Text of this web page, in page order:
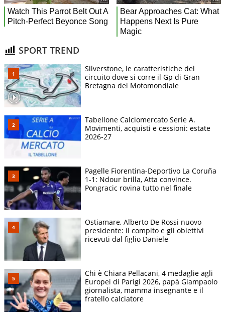
SPORT TREND
Silverstone, le caratteristiche del
circuito dove si corre il Gp di Gran
Bretagna del Motomondiale
Tabellone Calciomercato Serie A.
Movimenti, acquisti e cessioni: estate
2026-27
Pagelle Fiorentina-Deportivo La Coruña
1-1: Ndour brilla, Atta convince.
Pongracic rovina tutto nel finale
Ostiamare, Alberto De Rossi nuovo
presidente: il compito e gli obiettivi
ricevuti dal figlio Daniele
Chi è Chiara Pellacani, 4 medaglie agli
Europei di Parigi 2026, papà Giampaolo
giornalista, mamma insegnante e il
fratello calciatore